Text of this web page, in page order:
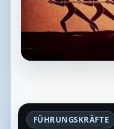
FÜHRUNGSKRÄFTE